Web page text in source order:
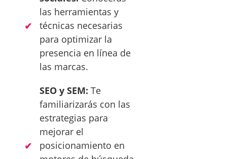
las herramientas y
técnicas necesarias
para optimizar la
presencia en línea de
las marcas.
SEO y SEM: Te
familiarizarás con las
estrategias para
mejorar el
posicionamiento en